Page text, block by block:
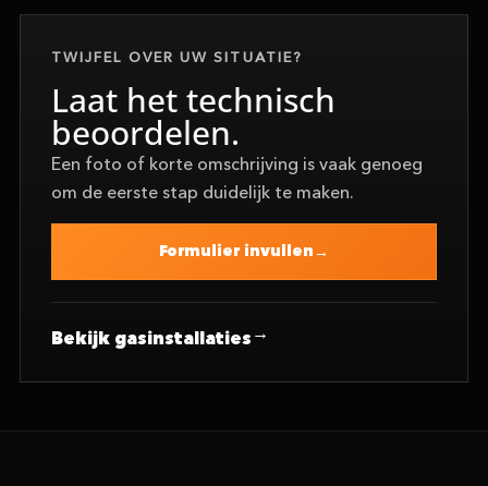
TWIJFEL OVER UW SITUATIE?
Laat het technisch
beoordelen.
Een foto of korte omschrijving is vaak genoeg
om de eerste stap duidelijk te maken.
Formulier invullen
Bekijk gasinstallaties